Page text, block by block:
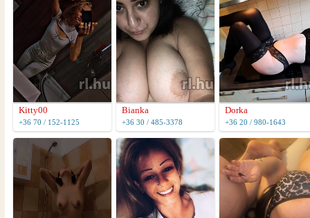
Kitty00
+36 70 / 152-1125
Bianka
+36 30 / 485-3378
Dorka
+36 20 / 980-1643